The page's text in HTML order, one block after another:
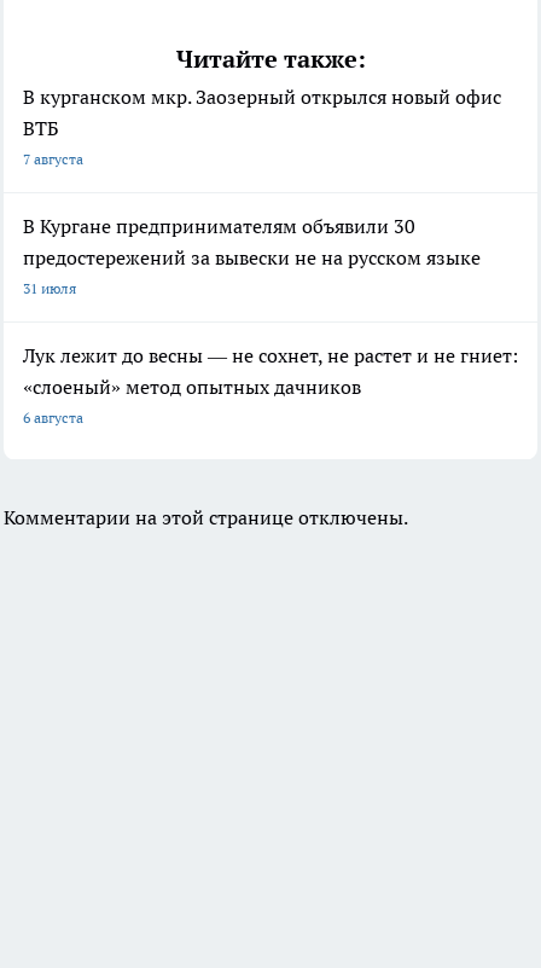
Читайте также:
В курганском мкр. Заозерный открылся новый офис
ВТБ
7 августа
В Кургане предпринимателям объявили 30
предостережений за вывески не на русском языке
31 июля
Лук лежит до весны — не сохнет, не растет и не гниет:
«слоеный» метод опытных дачников
6 августа
Комментарии на этой странице отключены.